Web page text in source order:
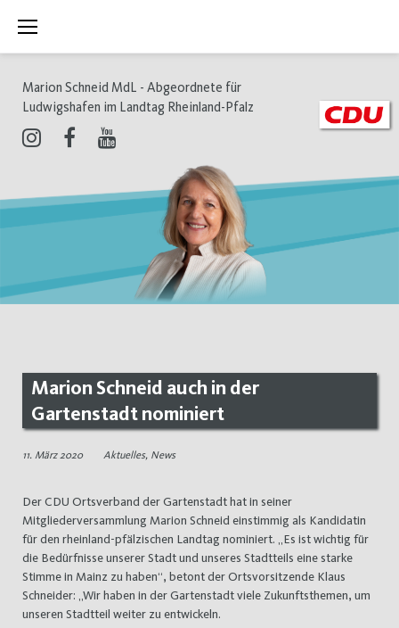
Inhalt
Marion Schneid MdL - Abgeordnete für
Ludwigshafen im Landtag Rheinland-Pfalz
Marion Schneid auch in der
Gartenstadt nominiert
11. März 2020 Aktuelles, News
Der CDU Ortsverband der Gartenstadt hat in seiner
Mitgliederversammlung Marion Schneid einstimmig als Kandidatin
für den rheinland-pfälzischen Landtag nominiert. „Es ist wichtig für
die Bedürfnisse unserer Stadt und unseres Stadtteils eine starke
Stimme in Mainz zu haben“, betont der Ortsvorsitzende Klaus
Schneider: „Wir haben in der Gartenstadt viele Zukunftsthemen, um
unseren Stadtteil weiter zu entwickeln.